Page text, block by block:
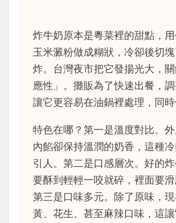
炸牛奶原本是粵菜裡的甜點，用
玉米澱粉做成糊狀，冷卻後切
炸。台灣夜市把它發揚光大，
應性」。攤販為了快速出餐，調
讓它更容易在油鍋裡處理，同時
特色在哪？第一是溫度對比。外
內餡卻保持溫潤的奶香，這種
引人。第二是口感層次。好的
要酥到輕輕一咬就碎，裡面要滑
第三是口味多元。除了原味，
黃、花生、甚至麻辣口味，這